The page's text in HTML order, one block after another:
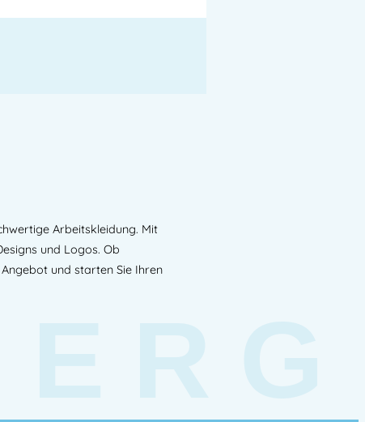
Arbeitskleidung. Mit
und Logos. Ob
und starten Sie Ihren